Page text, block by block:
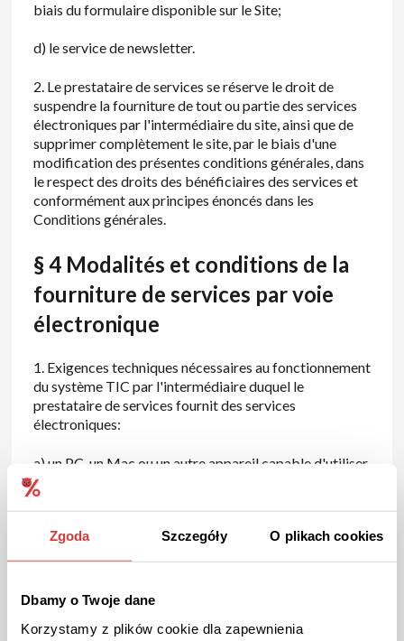
Zgoda Szczegóły O plikach cookies
Dbamy o Twoje dane
Korzystamy z plików cookie dla zapewnienia
biais du formulaire disponible sur le Site;
d) le service de newsletter.
2. Le prestataire de services se réserve le droit de
suspendre la fourniture de tout ou partie des services
électroniques par l'intermédiaire du site, ainsi que de
supprimer complètement le site, par le biais d'une
modification des présentes conditions générales, dans
le respect des droits des bénéficiaires des services et
conformément aux principes énoncés dans les
Conditions générales.
§ 4 Modalités et conditions de la
fourniture de services par voie
électronique
1. Exigences techniques nécessaires au fonctionnement
du système TIC par l'intermédiaire duquel le
prestataire de services fournit des services
électroniques:
a) un PC, un Mac ou un autre appareil capable d'utiliser
le site web,
c) l'accès au courrier électronique,
d) un logiciel approprié sous la forme d'un navigateur